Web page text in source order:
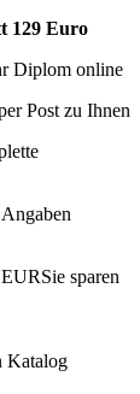
129 Euro
Diplom online
Post zu Ihnen
Sie sparen
Katalog